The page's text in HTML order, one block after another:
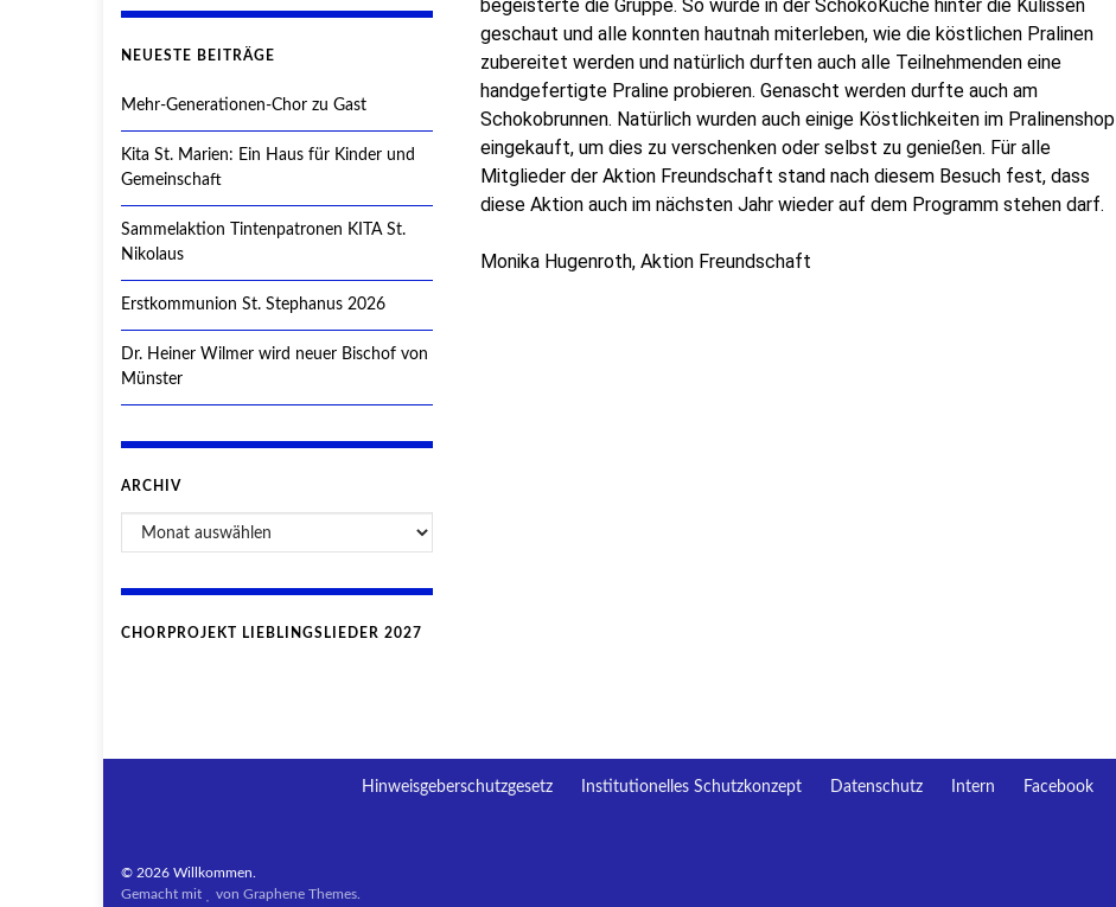
begeisterte die Gruppe. So wurde in der SchokoKüche hinter die Kulissen
geschaut und alle konnten hautnah miterleben, wie die köstlichen Pralinen
zubereitet werden und natürlich durften auch alle Teilnehmenden eine
handgefertigte Praline probieren. Genascht werden durfte auch am
Schokobrunnen. Natürlich wurden auch einige Köstlichkeiten im Pralinenshop
eingekauft, um dies zu verschenken oder selbst zu genießen. Für alle
Mitglieder der Aktion Freundschaft stand nach diesem Besuch fest, dass
diese Aktion auch im nächsten Jahr wieder auf dem Programm stehen darf.
Monika Hugenroth, Aktion Freundschaft
NEUESTE BEITRÄGE
Mehr-Generationen-Chor zu Gast
Kita St. Marien: Ein Haus für Kinder und
Gemeinschaft
Sammelaktion Tintenpatronen KITA St.
Nikolaus
Erstkommunion St. Stephanus 2026
Dr. Heiner Wilmer wird neuer Bischof von
Münster
ARCHIV
CHORPROJEKT LIEBLINGSLIEDER 2027
Hinweisgeberschutzgesetz Institutionelles Schutzkonzept Datenschutz Intern Facebook
© 2026 Willkommen.
Gemacht mit
vonGraphene Themes